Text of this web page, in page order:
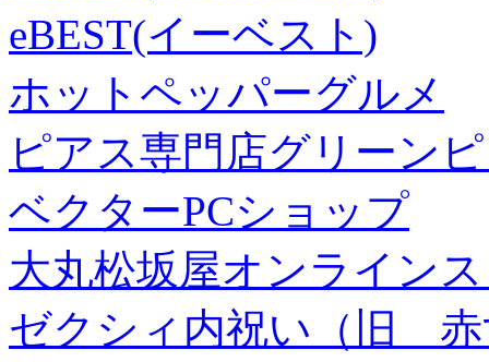
eBEST(イーベスト)
ホットペッパーグルメ
ピアス専門店グリーン
ベクターPCショップ
大丸松坂屋オンライン
ゼクシィ内祝い（旧 赤